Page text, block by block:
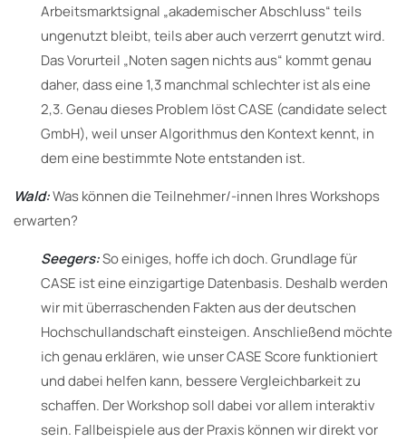
Arbeitsmarktsignal „akademischer Abschluss“ teils
ungenutzt bleibt, teils aber auch verzerrt genutzt wird.
Das Vorurteil „Noten sagen nichts aus“ kommt genau
daher, dass eine 1,3 manchmal schlechter ist als eine
2,3. Genau dieses Problem löst CASE (candidate select
GmbH), weil unser Algorithmus den Kontext kennt, in
dem eine bestimmte Note entstanden ist.
Wald:Was können die Teilnehmer/-innen Ihres Workshops
erwarten?
Seegers:So einiges, hoffe ich doch. Grundlage für
CASE ist eine einzigartige Datenbasis. Deshalb werden
wir mit überraschenden Fakten aus der deutschen
Hochschullandschaft einsteigen. Anschließend möchte
ich genau erklären, wie unser CASE Score funktioniert
und dabei helfen kann, bessere Vergleichbarkeit zu
schaffen. Der Workshop soll dabei vor allem interaktiv
sein. Fallbeispiele aus der Praxis können wir direkt vor